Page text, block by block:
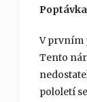
V prvním
Tento
pololetí